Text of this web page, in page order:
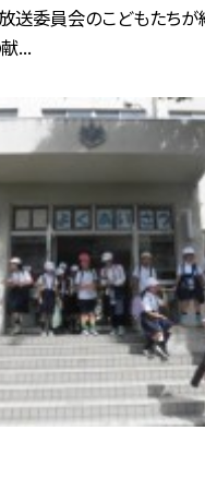
放送委員会のこどもたち
...